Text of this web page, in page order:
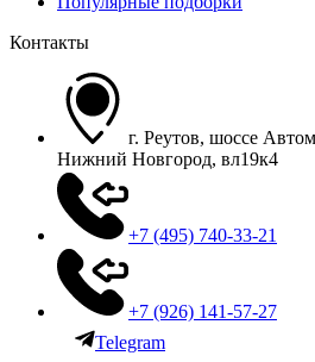
Контакты
г. Реутов, шоссе
Нижний Новгород, вл19к4
+7 (495) 740-33-21
+7 (926) 141-57-27
Telegram